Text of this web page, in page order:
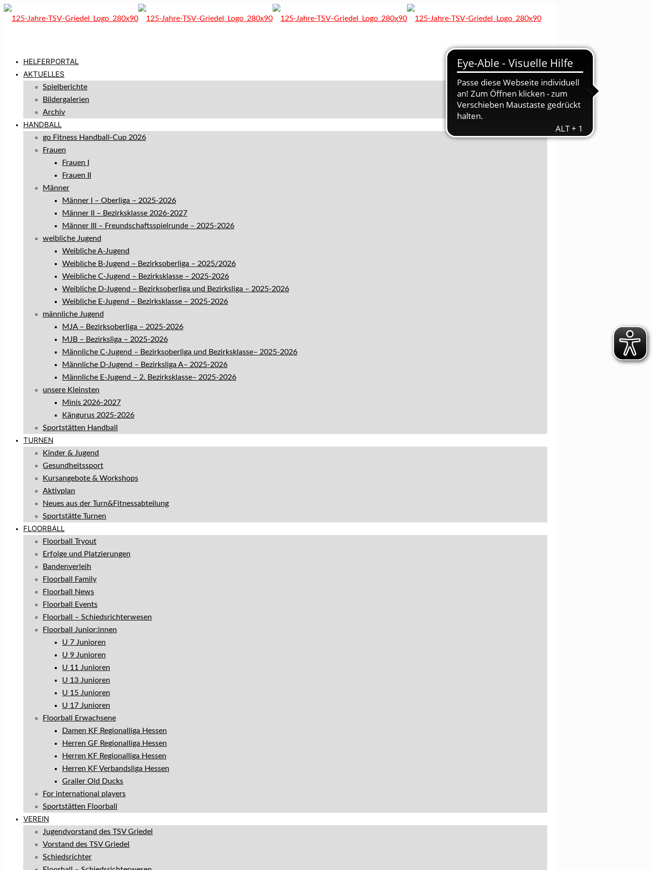
HELFERPORTAL
AKTUELLES
Spielberichte
Bildergalerien
Archiv
HANDBALL
go Fitness Handball-Cup 2026
Frauen
Frauen I
Frauen II
Männer
Männer I – Oberliga – 2025-2026
Männer II – Bezirksklasse 2026-2027
Männer III – Freundschaftsspielrunde – 2025-2026
weibliche Jugend
Weibliche A-Jugend
Weibliche B-Jugend – Bezirksoberliga – 2025/2026
Weibliche C-Jugend – Bezirksklasse – 2025-2026
Weibliche D-Jugend – Bezirksoberliga und Bezirksliga – 2025-2026
Weibliche E-Jugend – Bezirksklasse – 2025-2026
männliche Jugend
MJA – Bezirksoberliga – 2025-2026
MJB – Bezirksliga – 2025-2026
Männliche C-Jugend – Bezirksoberliga und Bezirksklasse– 2025-2026
Männliche D-Jugend – Bezirksliga A– 2025-2026
Männliche E-Jugend – 2. Bezirksklasse– 2025-2026
unsere Kleinsten
Minis 2026-2027
Kängurus 2025-2026
Sportstätten Handball
TURNEN
Kinder & Jugend
Gesundheitssport
Kursangebote & Workshops
Aktivplan
Neues aus der Turn&Fitnessabteilung
Sportstätte Turnen
FLOORBALL
Floorball Tryout
Erfolge und Platzierungen
Bandenverleih
Floorball Family
Floorball News
Floorball Events
Floorball – Schiedsrichterwesen
Floorball Junior:innen
U 7 Junioren
U 9 Junioren
U 11 Junioren
U 13 Junioren
U 15 Junioren
U 17 Junioren
Floorball Erwachsene
Damen KF Regionalliga Hessen
Herren GF Regionalliga Hessen
Herren KF Regionalliga Hessen
Herren KF Verbandsliga Hessen
Grailer Old Ducks
For international players
Sportstätten Floorball
VEREIN
Jugendvorstand des TSV Griedel
Vorstand des TSV Griedel
Schiedsrichter